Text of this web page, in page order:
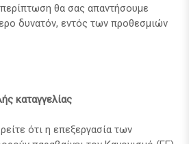
θα σας απαντήσουμε
δυνατόν, εντός των προθεσμιών
καταγγελίας
ότι η επεξεργασία των